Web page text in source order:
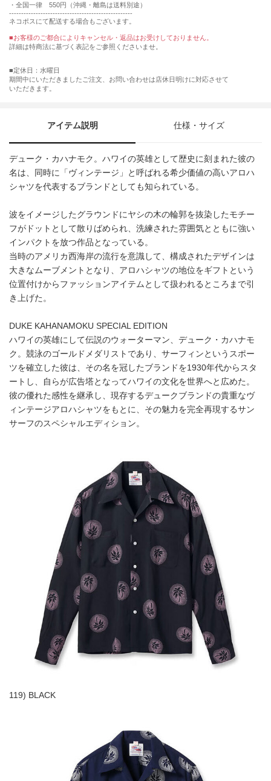
・全国一律 550円（沖縄・離島は送料別途）
---------------------------------------------------
ネコポスにて配送する場合もございます。
■お客様のご都合によりキャンセル・返品はお受けしておりません。
詳細は特商法に基づく表記をご参照くださいませ。
■定休日：水曜日
期間中にいただきましたご注文、お問い合わせは店休日明けに対応させて
いただきます。
アイテム説明 仕様・サイズ
デューク・カハナモク。ハワイの英雄として歴史に刻まれた彼の
名は、同時に「ヴィンテージ」と呼ばれる希少価値の高いアロハ
シャツを代表するブランドとしても知られている。
波をイメージしたグラウンドにヤシの木の輪郭を抜染したモチー
フがドットとして散りばめられ、洗練された雰囲気とともに強い
インパクトを放つ作品となっている。
当時のアメリカ西海岸の流行を意識して、構成されたデザインは
大きなムーブメントとなり、アロハシャツの地位をギフトという
位置付けからファッションアイテムとして扱われるところまで引
き上げた。
DUKE KAHANAMOKU SPECIAL EDITION
ハワイの英雄にして伝説のウォーターマン、デューク・カハナモ
ク。競泳のゴールドメダリストであり、サーフィンというスポー
ツを確立した彼は、その名を冠したブランドを1930年代からスタ
ートし、自らが広告塔となってハワイの文化を世界へと広めた。
彼の優れた感性を継承し、現存するデュークブランドの貴重なヴ
ィンテージアロハシャツをもとに、その魅力を完全再現するサン
サーフのスペシャルエディション。
119) BLACK